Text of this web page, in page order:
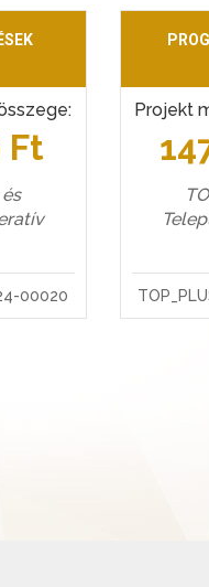
Ft
00020
Projekt